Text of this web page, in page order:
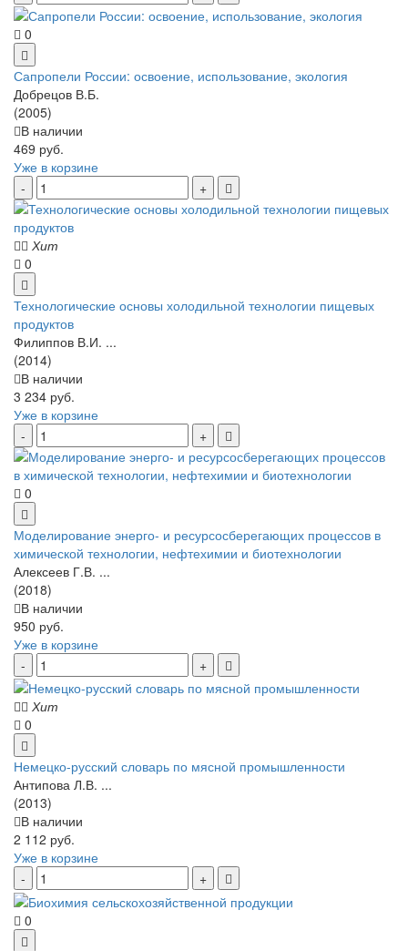
0
Сапропели России: освоение, использование, экология
Добрецов В.Б.
(2005)
В наличии
469 руб.
Уже в корзине
Хит
0
Технологические основы холодильной технологии пищевых
продуктов
Филиппов В.И. ...
(2014)
В наличии
3 234 руб.
Уже в корзине
0
Моделирование энерго- и ресурсосберегающих процессов в
химической технологии, нефтехимии и биотехнологии
Алексеев Г.В. ...
(2018)
В наличии
950 руб.
Уже в корзине
Хит
0
Немецко-русский словарь по мясной промышленности
Антипова Л.В. ...
(2013)
В наличии
2 112 руб.
Уже в корзине
0